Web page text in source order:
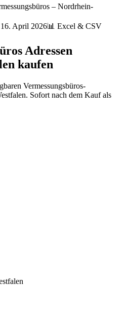
– Nordrhein-
16. April 2026📊 Excel & CSV
Adressen
kaufen
Vermessungsbüros-
. Sofort nach dem Kauf als